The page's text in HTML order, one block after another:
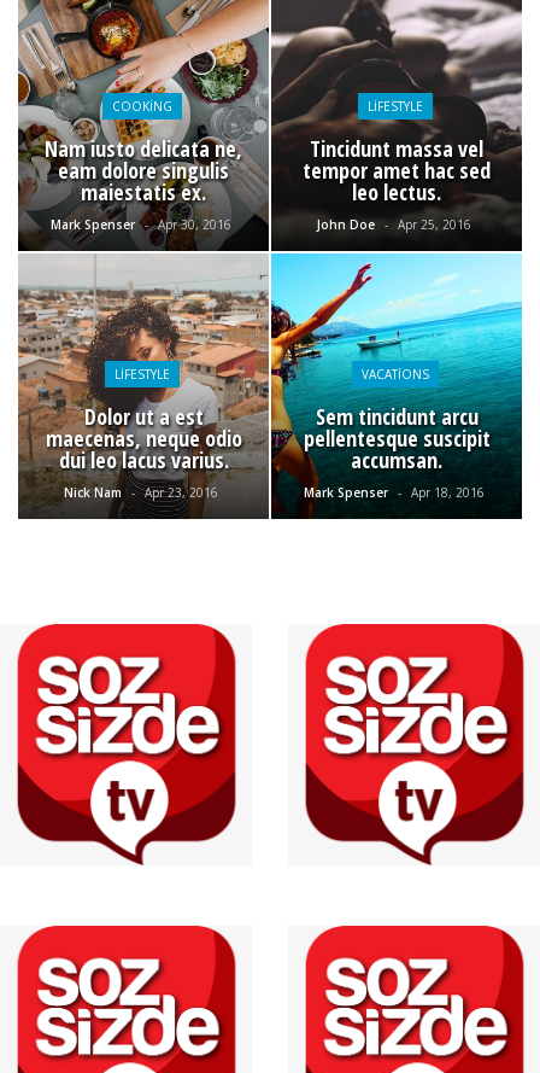
COOKING
Nam iusto delicata ne,
eam dolore singulis
maiestatis ex.
Mark Spenser - Apr 30, 2016
LIFESTYLE
Tincidunt massa vel
tempor amet hac sed
leo lectus.
John Doe - Apr 25, 2016
LIFESTYLE
Dolor ut a est
maecenas, neque odio
dui leo lacus varius.
Nick Nam - Apr 23, 2016
VACATIONS
Sem tincidunt arcu
pellentesque suscipit
accumsan.
Mark Spenser - Apr 18, 2016